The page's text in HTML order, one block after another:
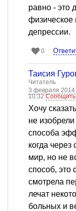
равно - это
физическое
депрессии.
0
Таисия
Читатель
3 февраля 2014
10:32Сообщить
Хочу
не
способа
когда
мир, но не
способ, это
смотрела
лечат
больных и